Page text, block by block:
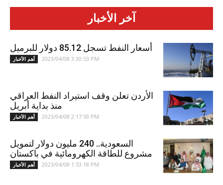
آخر الأخبار
أسعار النفط تسجل 85.12 دولار للبرميل
أهم الأخبار 2023/04/08 3:30:53 PM
الأردن تعلن وقف استيراد النفط العراقي
منذ بداية أبريل
أهم الأخبار 2023/04/08 2:17:59 PM
السعودية.. 240 مليون دولار لتمويل
مشروع للطاقة الكهرومائية في باكستان
أهم الأخبار 2023/04/08 1:53:18 PM